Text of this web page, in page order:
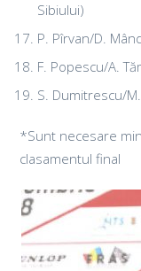
Sibiului)
P. Pîrvan/D.
F. Popescu/A.
S. Dumitrescu/
*Sunt necesare
clasamentul final